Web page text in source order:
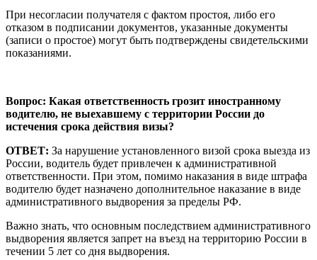
При несогласии получателя с фактом простоя, либо его
отказом в подписании документов, указанные документы
(записи о простое) могут быть подтверждены свидетельскими
показаниями.
Вопрос: Какая ответственность грозит иностранному
водителю, не выехавшему с территории России до
истечения срока действия визы?
ОТВЕТ: За нарушение установленного визой срока выезда из
России, водитель будет привлечен к административной
ответственности. При этом, помимо наказания в виде штрафа
водителю будет назначено дополнительное наказание в виде
административного выдворения за пределы РФ.
Важно знать, что основным последствием административного
выдворения является запрет на въезд на территорию России в
течении 5 лет со дня выдворения.